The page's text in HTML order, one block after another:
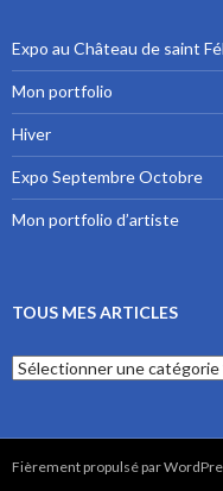
Expo au Château de saint
Mon portfolio
Hiver
Expo Septembre Octobre
Mon portfolio d’artiste
TOUS MES ARTICLES
Tous mes articles
Fièrement propulsé par